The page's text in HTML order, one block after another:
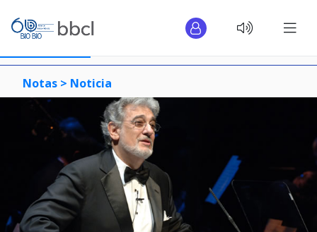
Notas > Noticia